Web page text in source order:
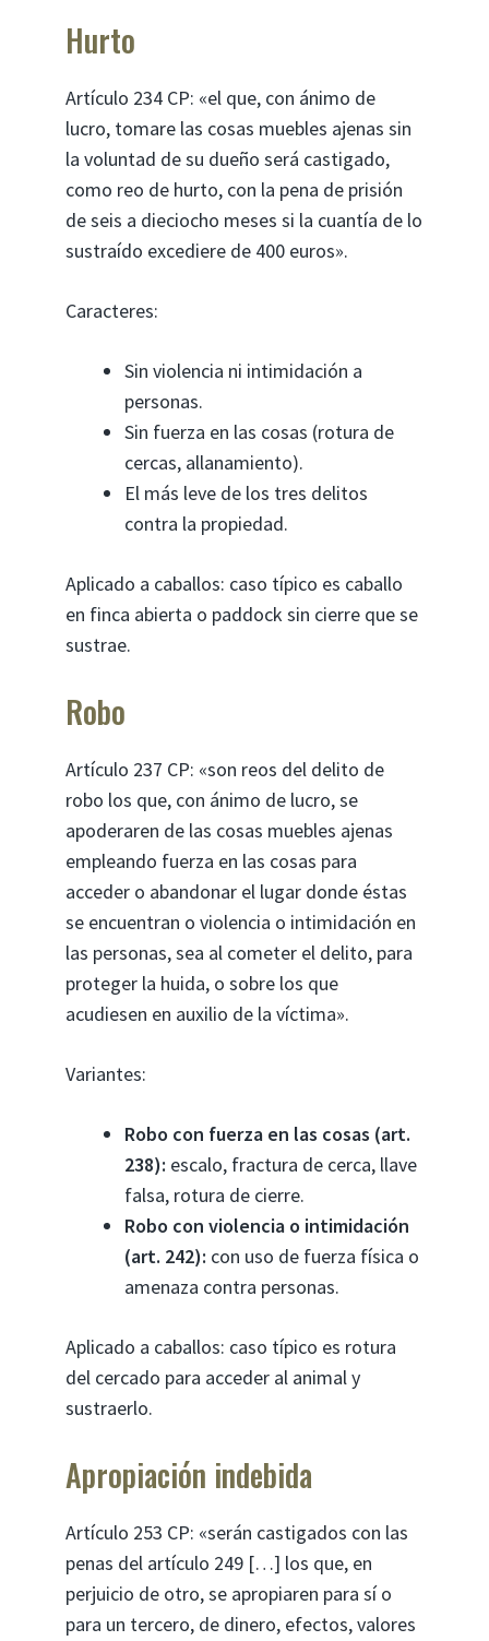
Hurto
Artículo 234 CP: «el que, con ánimo de
lucro, tomare las cosas muebles ajenas sin
la voluntad de su dueño será castigado,
como reo de hurto, con la pena de prisión
de seis a dieciocho meses si la cuantía de lo
sustraído excediere de 400 euros».
Caracteres:
Sin violencia ni intimidación a
personas.
Sin fuerza en las cosas (rotura de
cercas, allanamiento).
El más leve de los tres delitos
contra la propiedad.
Aplicado a caballos: caso típico es caballo
en finca abierta o paddock sin cierre que se
sustrae.
Robo
Artículo 237 CP: «son reos del delito de
robo los que, con ánimo de lucro, se
apoderaren de las cosas muebles ajenas
empleando fuerza en las cosas para
acceder o abandonar el lugar donde éstas
se encuentran o violencia o intimidación en
las personas, sea al cometer el delito, para
proteger la huida, o sobre los que
acudiesen en auxilio de la víctima».
Variantes:
Robo con fuerza en las cosas (art.
238): escalo, fractura de cerca, llave
falsa, rotura de cierre.
Robo con violencia o intimidación
(art. 242): con uso de fuerza física o
amenaza contra personas.
Aplicado a caballos: caso típico es rotura
del cercado para acceder al animal y
sustraerlo.
Apropiación indebida
Artículo 253 CP: «serán castigados con las
penas del artículo 249 […] los que, en
perjuicio de otro, se apropiaren para sí o
para un tercero, de dinero, efectos, valores